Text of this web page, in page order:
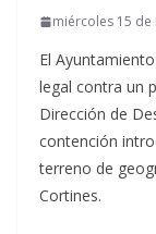
miércoles 15
El
legal contra un
Dirección de
contención
terreno de
Cortines.